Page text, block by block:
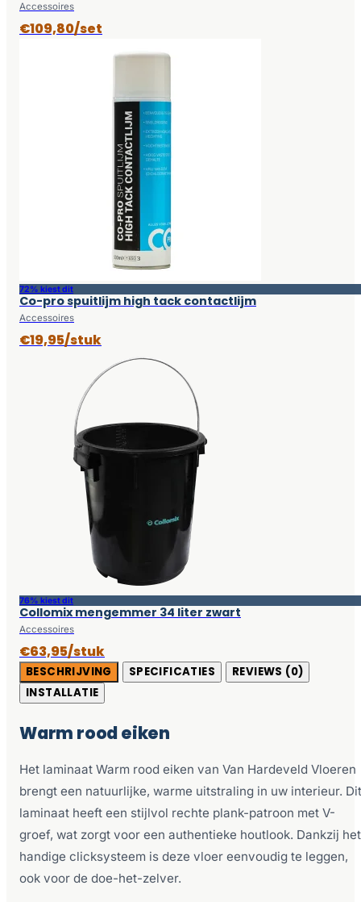
Accessoires
€109,80/set
72% kiest dit
Co-pro spuitlijm high tack contactlijm
Accessoires
€19,95/stuk
76% kiest dit
Collomix mengemmer 34 liter zwart
Accessoires
€63,95/stuk
BESCHRIJVING SPECIFICATIES
REVIEWS (0)
INSTALLATIE
Warm rood eiken
Het laminaat Warm rood eiken van Van Hardeveld Vloeren
brengt een natuurlijke, warme uitstraling in uw interieur. Dit
laminaat heeft een stijlvol rechte plank-patroon met V-
groef, wat zorgt voor een authentieke houtlook. Dankzij het
handige clicksysteem is deze vloer eenvoudig te leggen,
ook voor de doe-het-zelver.